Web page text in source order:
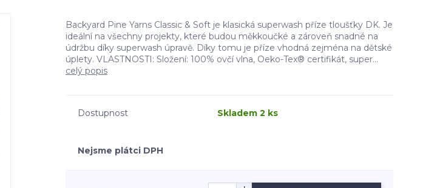
Backyard Pine Yarns Classic & Soft je klasická superwash příze tloušťky DK. Je
ideální na všechny projekty, které budou měkkoučké a zároveň snadné na
údržbu díky superwash úpravě. Díky tomu je příze vhodná zejména na dětské
úplety. VLASTNOSTI: Složení: 100% ovčí vlna, Oeko-Tex® certifikát, super...
celý popis
Dostupnost Skladem 2 ks
Nejsme plátci DPH